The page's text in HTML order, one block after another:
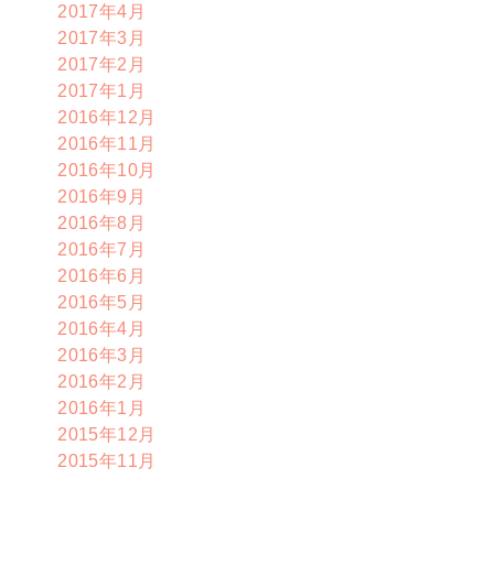
2017年4月
2017年3月
2017年2月
2017年1月
2016年12月
2016年11月
2016年10月
2016年9月
2016年8月
2016年7月
2016年6月
2016年5月
2016年4月
2016年3月
2016年2月
2016年1月
2015年12月
2015年11月